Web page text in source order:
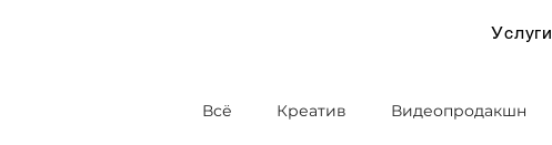
Услуги
Всё Креатив Видеопродакшн